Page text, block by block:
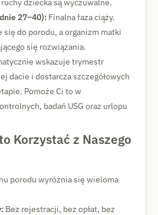
dziecka są wyczuwalne.
27–40): Finalna faza ciąży.
do porodu, a organizm matki
się rozwiązania.
wskazuje trymestr
dacie i dostarcza szczegółowych
Pomoże Ci to w
badań USG oraz urlopu
Korzystać z Naszego
porodu wyróżnia się wieloma
Bez rejestracji, bez opłat, bez